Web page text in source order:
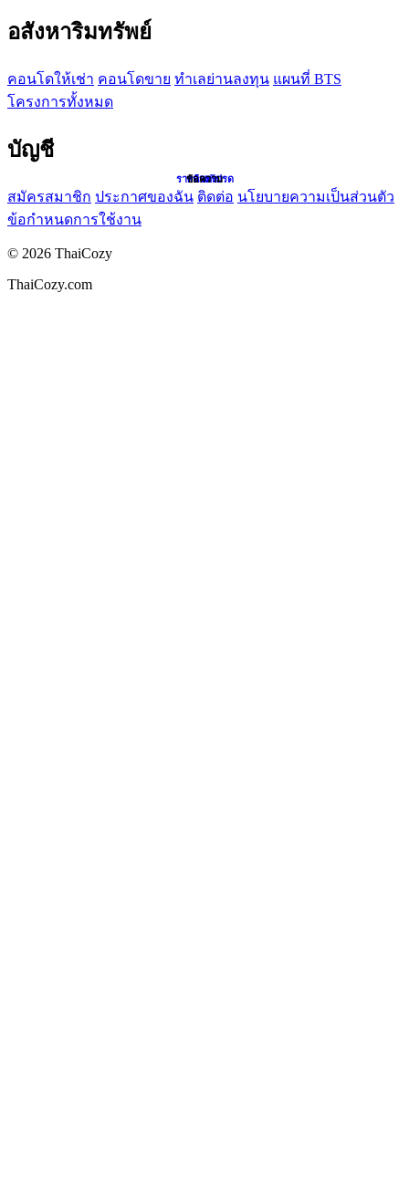
หน้าแรก
ค้นหา
รายการโปรด
ข้อความ
อสังหาริมทรัพย์
คอนโดให้เช่า คอนโดขาย ทำเลย่านลงทุน แผนที่ BTS
โครงการทั้งหมด
บัญชี
สมัครสมาชิก ประกาศของฉัน ติดต่อ นโยบายความเป็นส่วนตัว
ข้อกำหนดการใช้งาน
© 2026 ThaiCozy
ThaiCozy.com